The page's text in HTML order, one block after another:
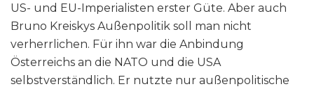
US- und EU-Imperialisten erster Güte. Aber auch
Bruno Kreiskys Außenpolitik soll man nicht
verherrlichen. Für ihn war die Anbindung
Österreichs an die NATO und die USA
selbstverständlich. Er nutzte nur außenpolitische